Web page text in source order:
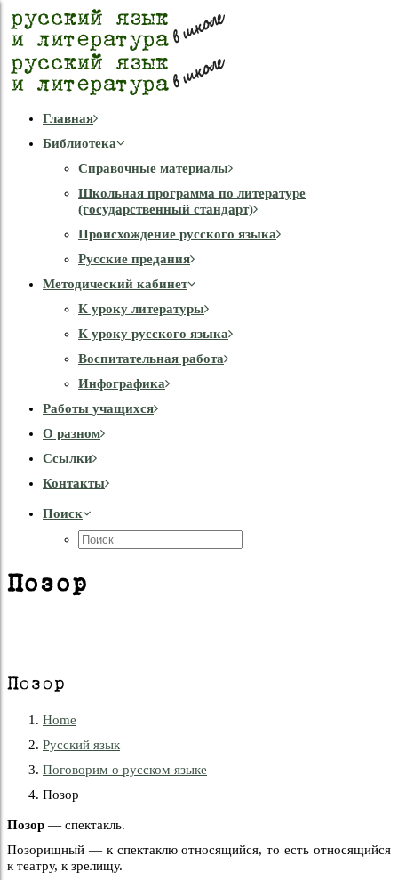
Главная
Библиотека
Справочные материалы
Школьная программа по литературе
(государственный стандарт)
Происхождение русского языка
Русские предания
Методический кабинет
К уроку литературы
К уроку русского языка
Воспитательная работа
Инфографика
Работы учащихся
О разном
Cсылки
Контакты
Поиск
Позор
Позор
Home
Русский язык
Поговорим о русском языке
Позор
Позор — спектакль.
Позорищный — к спектаклю относящийся, то есть относящийся
к театру, к зрелищу.